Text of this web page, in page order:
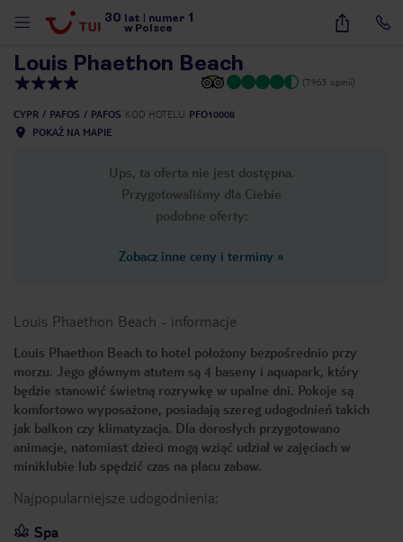
30 lat numer 1
w Polsce
47
Louis Phaethon Beach
(7965 opinii)
CYPR PAFOS PAFOS KOD HOTELU PFO10008
POKAŻ NA MAPIE
Ups, ta oferta nie jest dostępna.
Przygotowaliśmy dla Ciebie
podobne oferty:
Zobacz inne ceny i terminy »
Louis Phaethon Beach - informacje
Louis Phaethon Beach to hotel położony bezpośrednio przy
morzu. Jego głównym atutem są 4 baseny i aquapark, który
będzie stanowić świetną rozrywkę w upalne dni. Pokoje są
komfortowo wyposażone, posiadają szereg udogodnień takich
jak balkon czy klimatyzacja. Dla dorosłych przygotowano
animacje, natomiast dzieci mogą wziąć udział w zajęciach w
miniklubie lub spędzić czas na placu zabaw.
Najpopularniejsze udogodnienia:
Spa